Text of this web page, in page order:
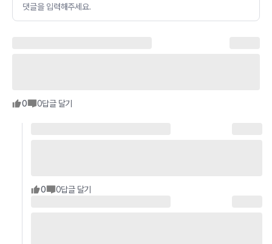
댓글을 입력해주세요.
0 0답글 달기
0 0답글 달기